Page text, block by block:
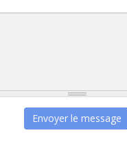
Envoyer le message